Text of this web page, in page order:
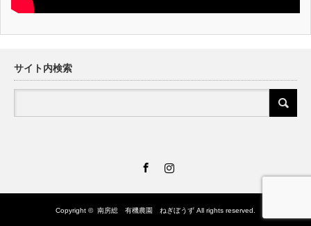
サイト内検索
Copyright © 南房総 有機農園 ねぎぼうず All rights reserved.